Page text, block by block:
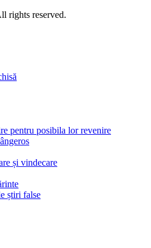
rights reserved.
pentru posibila lor revenire
și vindecare
știri false